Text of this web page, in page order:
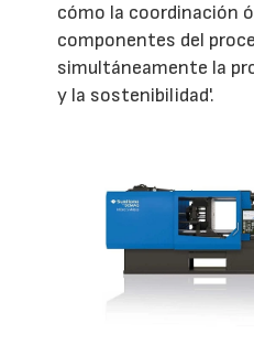
cómo la coordinación
componentes del
simultáneamente la
y la sostenibilidad'.